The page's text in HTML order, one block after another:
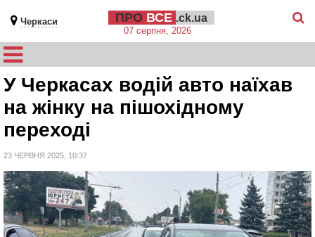
Черкаси ПРО ВСЕ .ck.ua
07 серпня, 2026
У Черкасах водій авто наїхав
на жінку на пішохідному
переході
23 ЧЕРВНЯ 2025, 10:37